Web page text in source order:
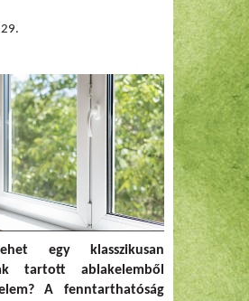
egy klasszikusan
tartott ablakelemből
A fenntarthatóság